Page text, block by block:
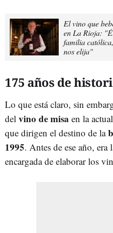
El vino que
en La Rioja:
familia
nos elija"
175 años de
Lo que está claro, sin
del vino de misa en la
que dirigen el destino de la
1995. Antes de ese año, era
encargada de elaborar los